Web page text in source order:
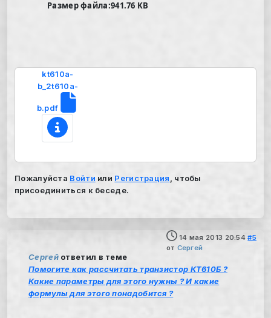
Размер файла:941.76 KB
kt610a-
b_2t610a-
b.pdf
Пожалуйста Войти или Регистрация
, чтобы
присоединиться к беседе.
14 мая 2013 20:54 #5
от Сергей
Сергейответил в теме
Помогите как рассчитать транзистор КТ610Б ?
Какие параметры для этого нужны ? И какие
формулы для этого понадобится ?